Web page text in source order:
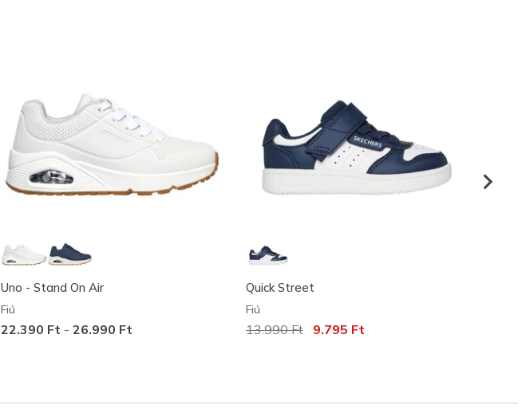
Uno - Stand On Air
Fiú
22.390 Ft - 26.990 Ft
Quick Street
Fiú
Az ár a következőhöz képest csökkent:
13.990 Ftcímzett:
9.795 Ft